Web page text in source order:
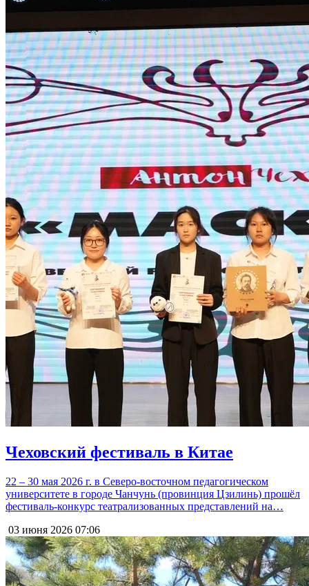
Чеховский фестиваль в Китае
22 – 30 мая 2026 г. в Северо-восточном педагогическом
университете в городе Чанчунь (провинция Цзилинь) прошёл
фестиваль-конкурс театрализованных представлений на…
03 июня 2026 07:06